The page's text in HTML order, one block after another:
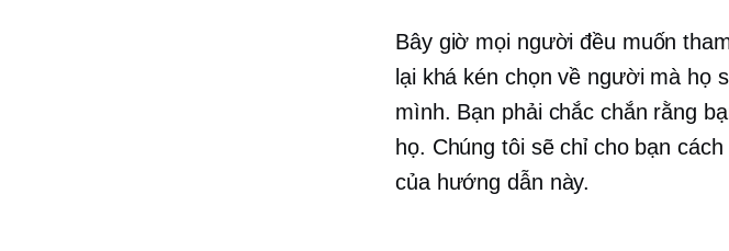
Bây giờ mọi người đều muốn
lại khá kén chọn về người mà họ
mình. Bạn phải chắc chắn rằng
họ. Chúng tôi sẽ chỉ cho bạn
của hướng dẫn này.